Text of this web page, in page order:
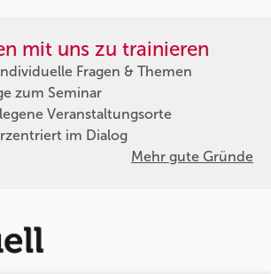
mit uns zu trainieren
Fragen & Themen
zum Seminar
Veranstaltungsorte
im Dialog
Mehr gute Gründe